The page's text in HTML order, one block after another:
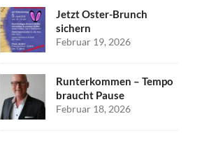
Jetzt Oster-Brunch
sichern
Februar 19, 2026
Runterkommen – Tempo
braucht Pause
Februar 18, 2026